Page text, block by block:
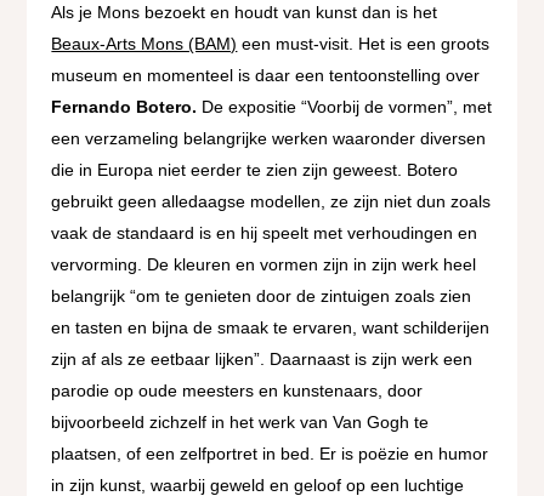
Als je Mons bezoekt en houdt van kunst dan is het
Beaux-Arts Mons (BAM) een must-visit. Het is een groots
museum en momenteel is daar een tentoonstelling over
Fernando Botero. De expositie “Voorbij de vormen”, met
een verzameling belangrijke werken waaronder diversen
die in Europa niet eerder te zien zijn geweest. Botero
gebruikt geen alledaagse modellen, ze zijn niet dun zoals
vaak de standaard is en hij speelt met verhoudingen en
vervorming. De kleuren en vormen zijn in zijn werk heel
belangrijk “om te genieten door de zintuigen zoals zien
en tasten en bijna de smaak te ervaren, want schilderijen
zijn af als ze eetbaar lijken”. Daarnaast is zijn werk een
parodie op oude meesters en kunstenaars, door
bijvoorbeeld zichzelf in het werk van Van Gogh te
plaatsen, of een zelfportret in bed. Er is poëzie en humor
in zijn kunst, waarbij geweld en geloof op een luchtige